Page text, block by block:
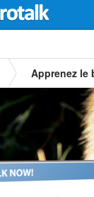
Apprenez le